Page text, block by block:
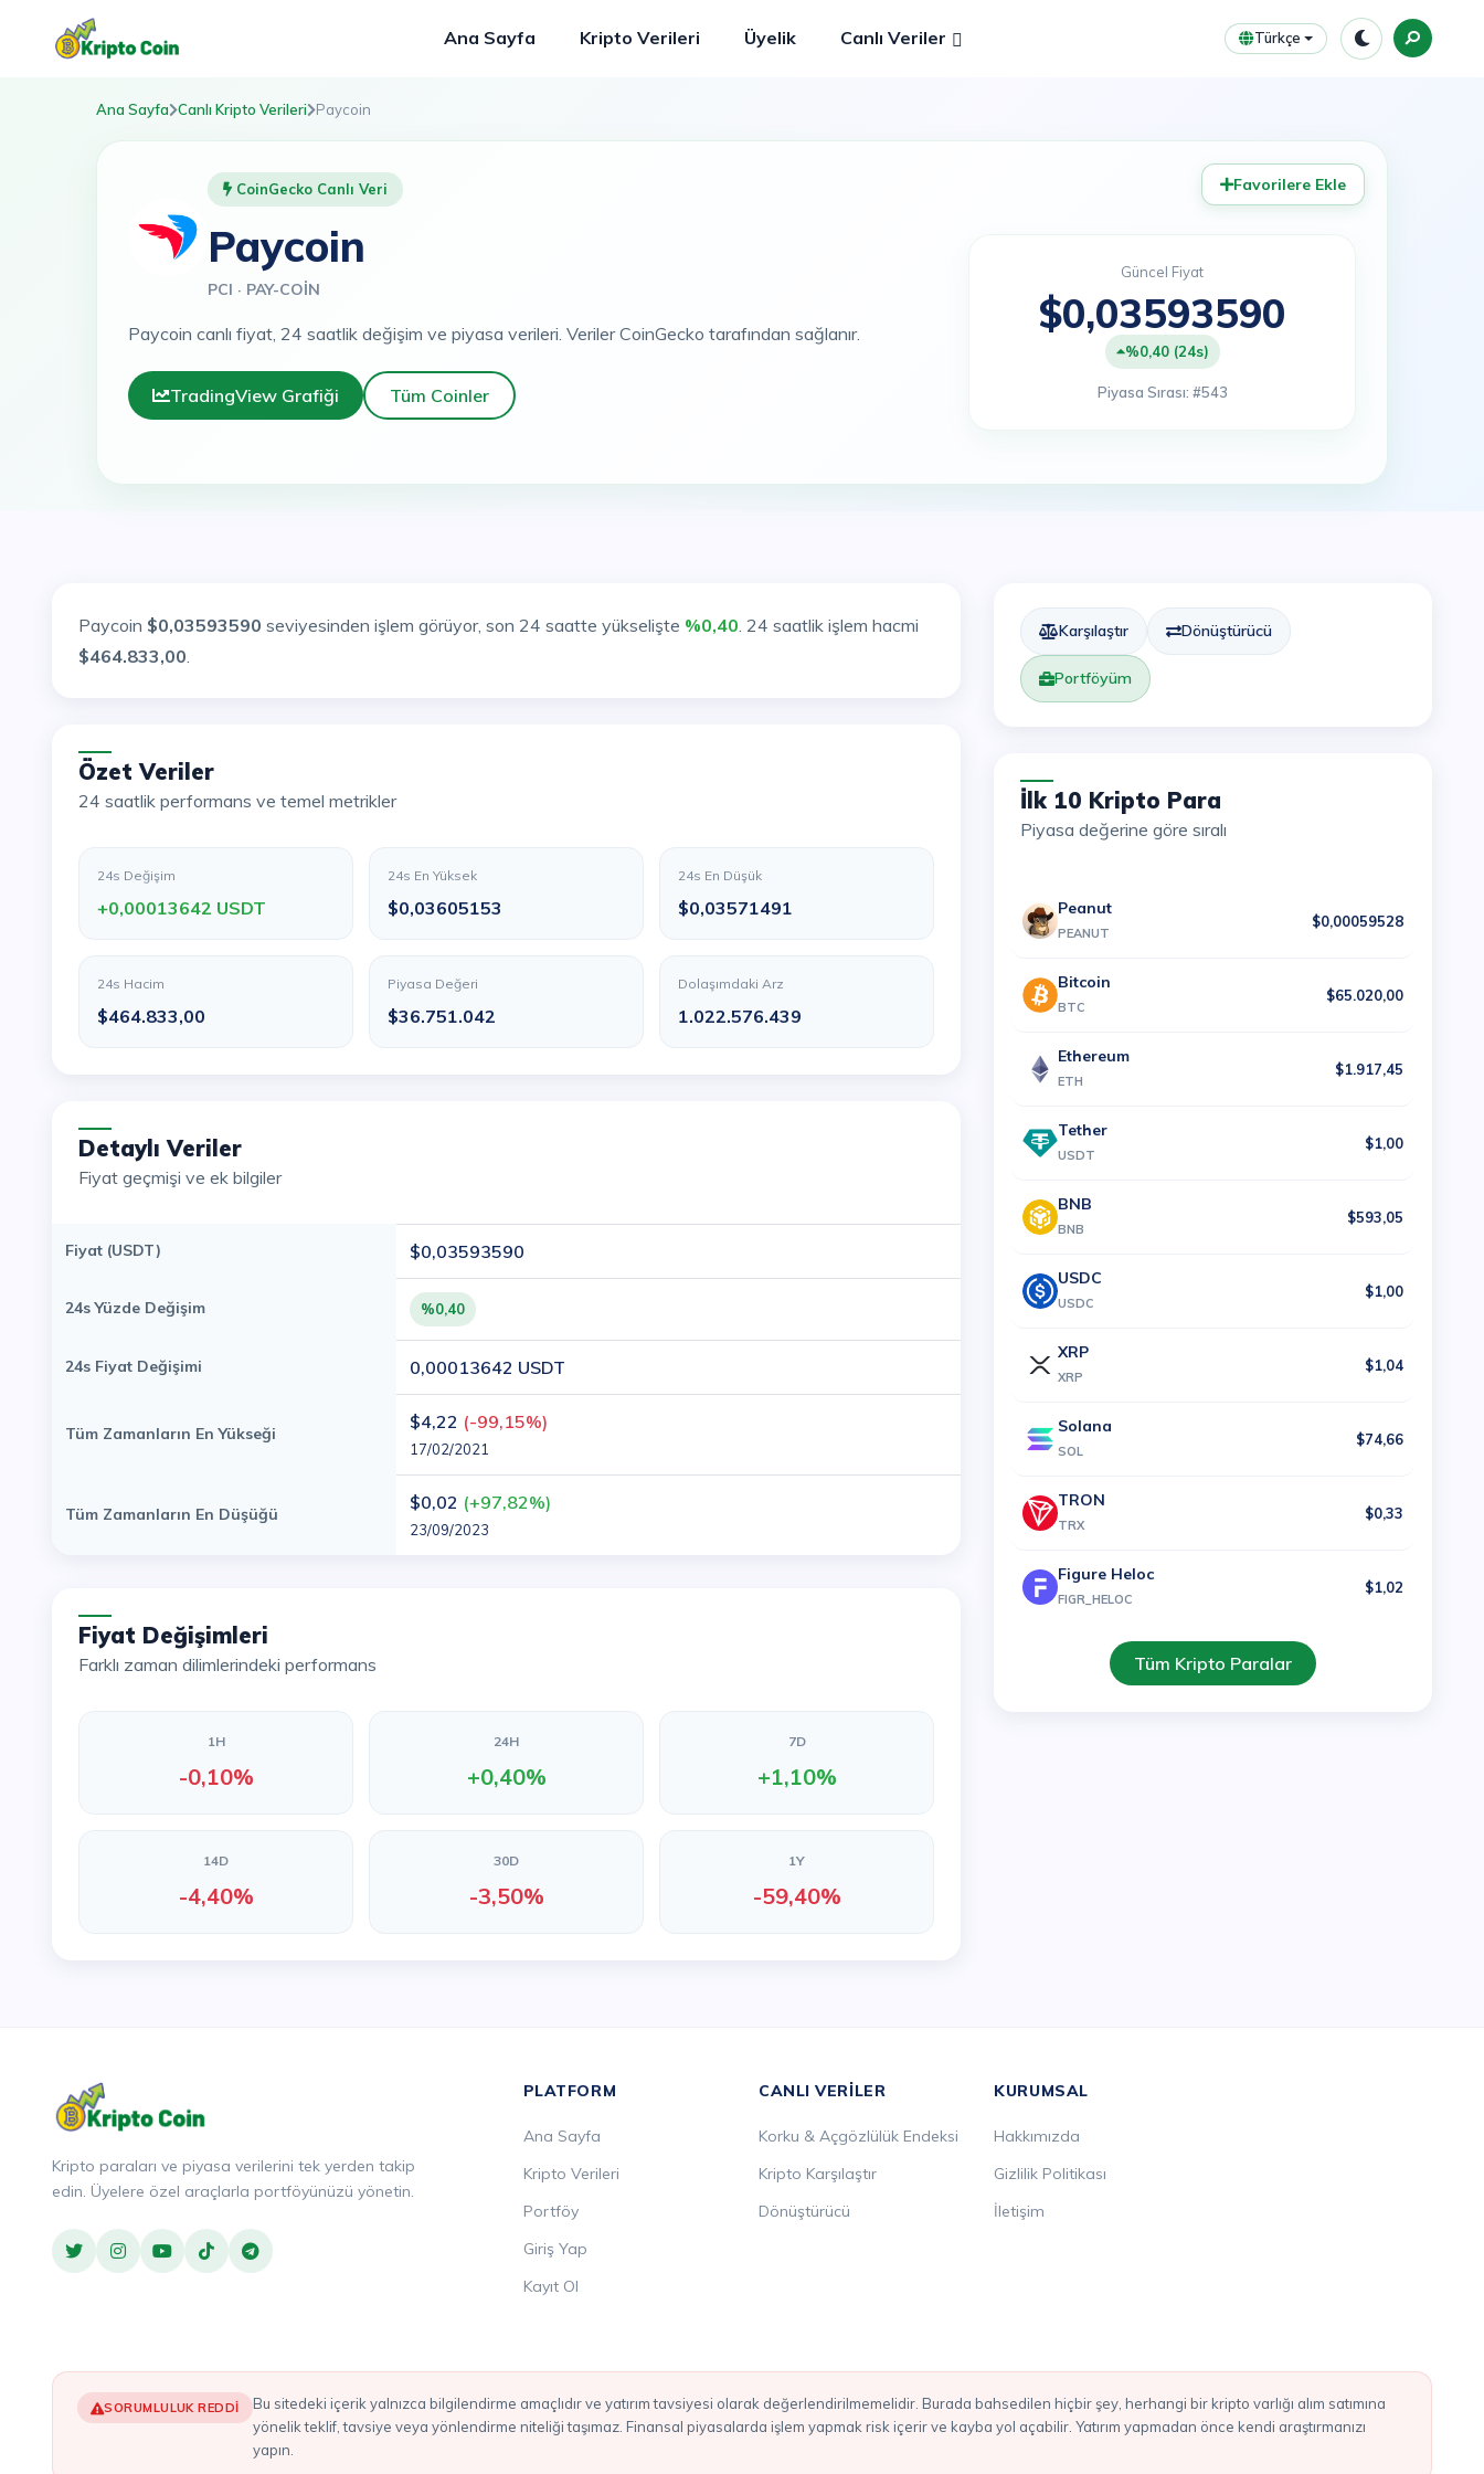
Ana Sayfa Kripto Verileri Üyelik Canlı Veriler Türkçe
Ana Sayfa Canlı Kripto Verileri Paycoin
Favorilere Ekle
CoinGecko Canlı Veri
Paycoin
PCI · PAY-COIN
Paycoin canlı fiyat, 24 saatlik değişim ve piyasa verileri. Veriler CoinGecko tarafından sağlanır.
TradingView Grafiği Tüm Coinler
Güncel Fiyat
$0,03593590
%0,40 (24s)
Piyasa Sırası: #543
Paycoin $0,03593590 seviyesinden işlem görüyor, son 24 saatte yükselişte %0,40. 24 saatlik işlem hacmi
$464.833,00.
Özet Veriler
24 saatlik performans ve temel metrikler
24s Değişim
+0,00013642 USDT
24s En Yüksek
$0,03605153
24s En Düşük
$0,03571491
24s Hacim
$464.833,00
Piyasa Değeri
$36.751.042
Dolaşımdaki Arz
1.022.576.439
Detaylı Veriler
Fiyat geçmişi ve ek bilgiler
Fiyat (USDT) $0,03593590
24s Yüzde Değişim %0,40
24s Fiyat Değişimi 0,00013642 USDT
Tüm Zamanların En Yükseği
$4,22 (-99,15%)
17/02/2021
Tüm Zamanların En Düşüğü
$0,02 (+97,82%)
23/09/2023
Fiyat Değişimleri
Farklı zaman dilimlerindeki performans
1H
-0,10%
24H
+0,40%
7D
+1,10%
14D
-4,40%
30D
-3,50%
1Y
-59,40%
Karşılaştır Dönüştürücü
Portföyüm
İlk 10 Kripto Para
Piyasa değerine göre sıralı
Peanut
PEANUT
$0,00059528
Bitcoin
BTC
$65.020,00
Ethereum
ETH
$1.917,45
Tether
USDT
$1,00
BNB
BNB
$593,05
USDC
USDC
$1,00
XRP
XRP
$1,04
Solana
SOL
$74,66
TRON
TRX
$0,33
Figure Heloc
FIGR_HELOC
$1,02
Tüm Kripto Paralar
Kripto paraları ve piyasa verilerini tek yerden takip
edin. Üyelere özel araçlarla portföyünüzü yönetin.
PLATFORM
Ana Sayfa
Kripto Verileri
Portföy
Giriş Yap
Kayıt Ol
CANLI VERILER
Korku & Açgözlülük Endeksi
Kripto Karşılaştır
Dönüştürücü
KURUMSAL
Hakkımızda
Gizlilik Politikası
İletişim
SORUMLULUK REDDI
Bu sitedeki içerik yalnızca bilgilendirme amaçlıdır ve yatırım tavsiyesi olarak değerlendirilmemelidir. Burada bahsedilen hiçbir şey, herhangi bir kripto varlığı alım satımına
yönelik teklif, tavsiye veya yönlendirme niteliği taşımaz. Finansal piyasalarda işlem yapmak risk içerir ve kayba yol açabilir. Yatırım yapmadan önce kendi araştırmanızı
yapın.